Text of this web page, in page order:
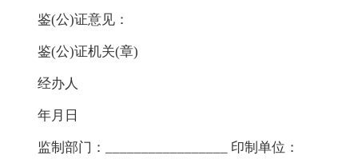
鉴(公)证意见：
鉴(公)证机关(章)
经办人
年月日
监制部门：_________________ 印制单位：